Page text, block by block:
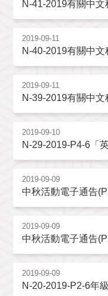
N-41-2019有關中
2019-09-11
N-40-2019有關中
2019-09-11
N-39-2019有關中
2019-09-10
N-29-2019-P4-6「
2019-09-09
中秋活動電子通告
2019-09-09
中秋活動電子通告
2019-09-09
N-20-2019-P2-6年